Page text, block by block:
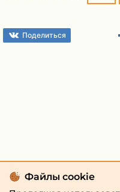
Поделиться
Файлы cookie